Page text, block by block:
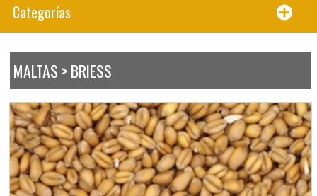
Categorías
MALTAS > BRIESS